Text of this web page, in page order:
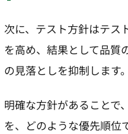
次に、テスト方針はテス
を高め、結果として品質
の見落としを抑制します。
明確な方針があることで
を、どのような優先順位